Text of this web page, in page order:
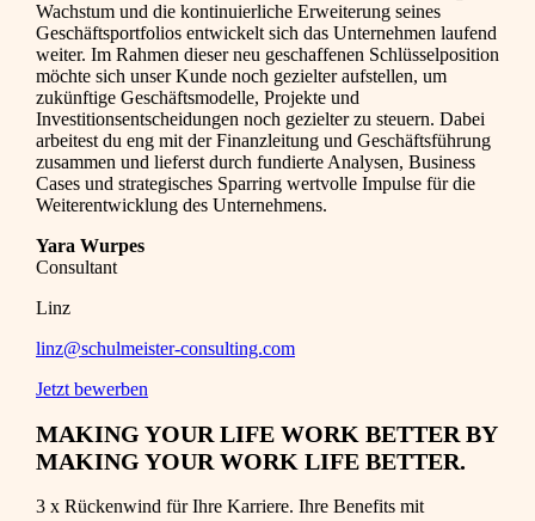
Wachstum und die kontinuierliche Erweiterung seines
Geschäftsportfolios entwickelt sich das Unternehmen laufend
weiter. Im Rahmen dieser neu geschaffenen Schlüsselposition
möchte sich unser Kunde noch gezielter aufstellen, um
zukünftige Geschäftsmodelle, Projekte und
Investitionsentscheidungen noch gezielter zu steuern. Dabei
arbeitest du eng mit der Finanzleitung und Geschäftsführung
zusammen und lieferst durch fundierte Analysen, Business
Cases und strategisches Sparring wertvolle Impulse für die
Weiterentwicklung des Unternehmens.
Yara Wurpes
Consultant
Linz
linz@schulmeister-consulting.com
Jetzt bewerben
MAKING YOUR LIFE WORK BETTER BY
MAKING YOUR WORK LIFE BETTER.
3 x Rückenwind für Ihre Karriere. Ihre Benefits mit